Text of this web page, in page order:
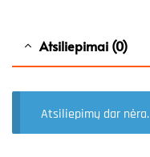
Atsiliepimai (0)
Atsiliepimų dar nėra.